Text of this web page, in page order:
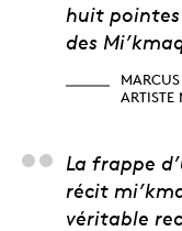
huit
des
ARTISTE
La frappe
récit
véritable